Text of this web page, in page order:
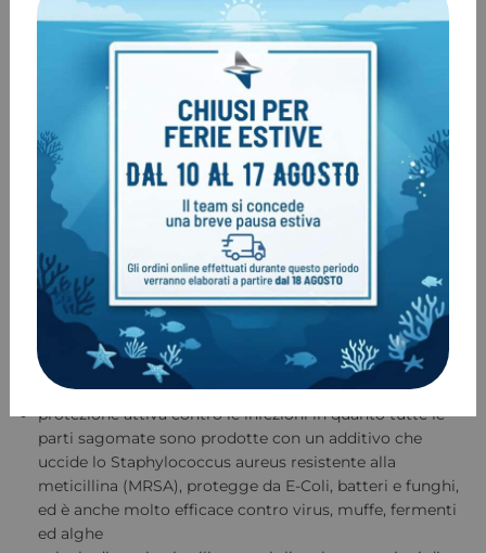
XTX50 Octopus
Fornisce le stesse caratteristiche e prestazioni del secondo
stadio XTX50 menzionato in precedenza ma è munito di un
copertura anteriore gialla e di un tubo giallo da 36″ ad
elevata visibilità.
CARATTERISTICHE:
manopola di controllo dello sforzo di respirazione
possibilità di disattivare l’unità quando non viene usata
pulsanti di spurgo XTX sono grandi e facili da operare
direttamente compatibile con EAN40
pneumaticamente bilanciato consente una respirazione
facile e regolare
grande leva venturi con presa soffice in gomma, che
rende più facile la localizzazione e l’uso
protezione attiva contro le infezioni in quanto tutte le
parti sagomate sono prodotte con un additivo che
uccide lo Staphylococcus aureus resistente alla
meticillina (MRSA), protegge da E-Coli, batteri e funghi,
ed è anche molto efficace contro virus, muffe, fermenti
ed alghe